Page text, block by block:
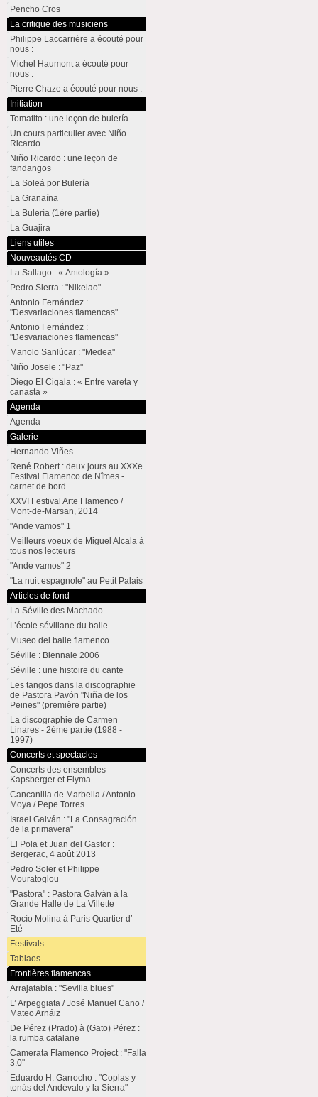
Pencho Cros
La critique des musiciens
Philippe Laccarrière a écouté pour
nous :
Michel Haumont a écouté pour
nous :
Pierre Chaze a écouté pour nous :
Initiation
Tomatito : une leçon de bulería
Un cours particulier avec Niño
Ricardo
Niño Ricardo : une leçon de
fandangos
La Soleá por Bulería
La Granaína
La Bulería (1ère partie)
La Guajira
Liens utiles
Nouveautés CD
La Sallago : « Antología »
Pedro Sierra : "Nikelao"
Antonio Fernández :
"Desvariaciones flamencas"
Antonio Fernández :
"Desvariaciones flamencas"
Manolo Sanlúcar : "Medea"
Niño Josele : "Paz"
Diego El Cigala : « Entre vareta y
canasta »
Agenda
Agenda
Galerie
Hernando Viñes
René Robert : deux jours au XXXe
Festival Flamenco de Nîmes -
carnet de bord
XXVI Festival Arte Flamenco /
Mont-de-Marsan, 2014
"Ande vamos" 1
Meilleurs voeux de Miguel Alcala à
tous nos lecteurs
"Ande vamos" 2
"La nuit espagnole" au Petit Palais
Articles de fond
La Séville des Machado
L’école sévillane du baile
Museo del baile flamenco
Séville : Biennale 2006
Séville : une histoire du cante
Les tangos dans la discographie
de Pastora Pavón "Niña de los
Peines" (première partie)
La discographie de Carmen
Linares - 2ème partie (1988 -
1997)
Concerts et spectacles
Concerts des ensembles
Kapsberger et Elyma
Cancanilla de Marbella / Antonio
Moya / Pepe Torres
Israel Galván : "La Consagración
de la primavera"
El Pola et Juan del Gastor :
Bergerac, 4 août 2013
Pedro Soler et Philippe
Mouratoglou
"Pastora" : Pastora Galván à la
Grande Halle de La Villette
Rocío Molina à Paris Quartier d’
Eté
Festivals
Tablaos
Frontières flamencas
Arrajatabla : "Sevilla blues"
L’ Arpeggiata / José Manuel Cano /
Mateo Arnáiz
De Pérez (Prado) à (Gato) Pérez :
la rumba catalane
Camerata Flamenco Project : "Falla
3.0"
Eduardo H. Garrocho : "Coplas y
tonás del Andévalo y la Sierra"